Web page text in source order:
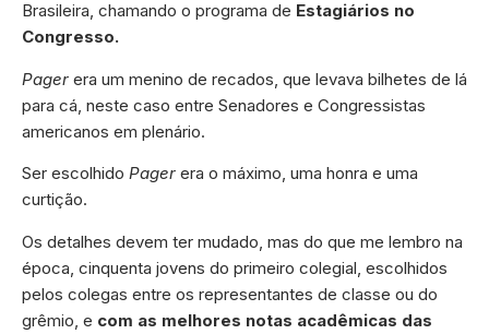
Brasileira, chamando o programa de Estagiários no
Congresso.
Pager era um menino de recados, que levava bilhetes de lá
para cá, neste caso entre Senadores e Congressistas
americanos em plenário.
Ser escolhido Pager era o máximo, uma honra e uma
curtição.
Os detalhes devem ter mudado, mas do que me lembro na
época, cinquenta jovens do primeiro colegial, escolhidos
pelos colegas entre os representantes de classe ou do
grêmio, e com as melhores notas acadêmicas das